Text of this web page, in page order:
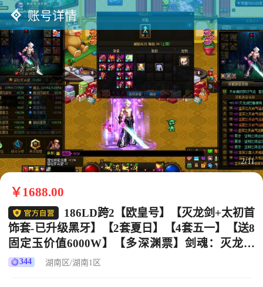
账号详情
2/11
￥1688.00
186LD跨2【欧皇号】【灭龙剑+太初首
饰套-已升级黑牙】【2套夏日】【4套五一】【送8
固定玉价值6000W】【多深渊票】剑魂：灭龙剑
+太初首饰套（已升级黑牙）+红12-10+++奶妈：
344 湖南区/湖南1区